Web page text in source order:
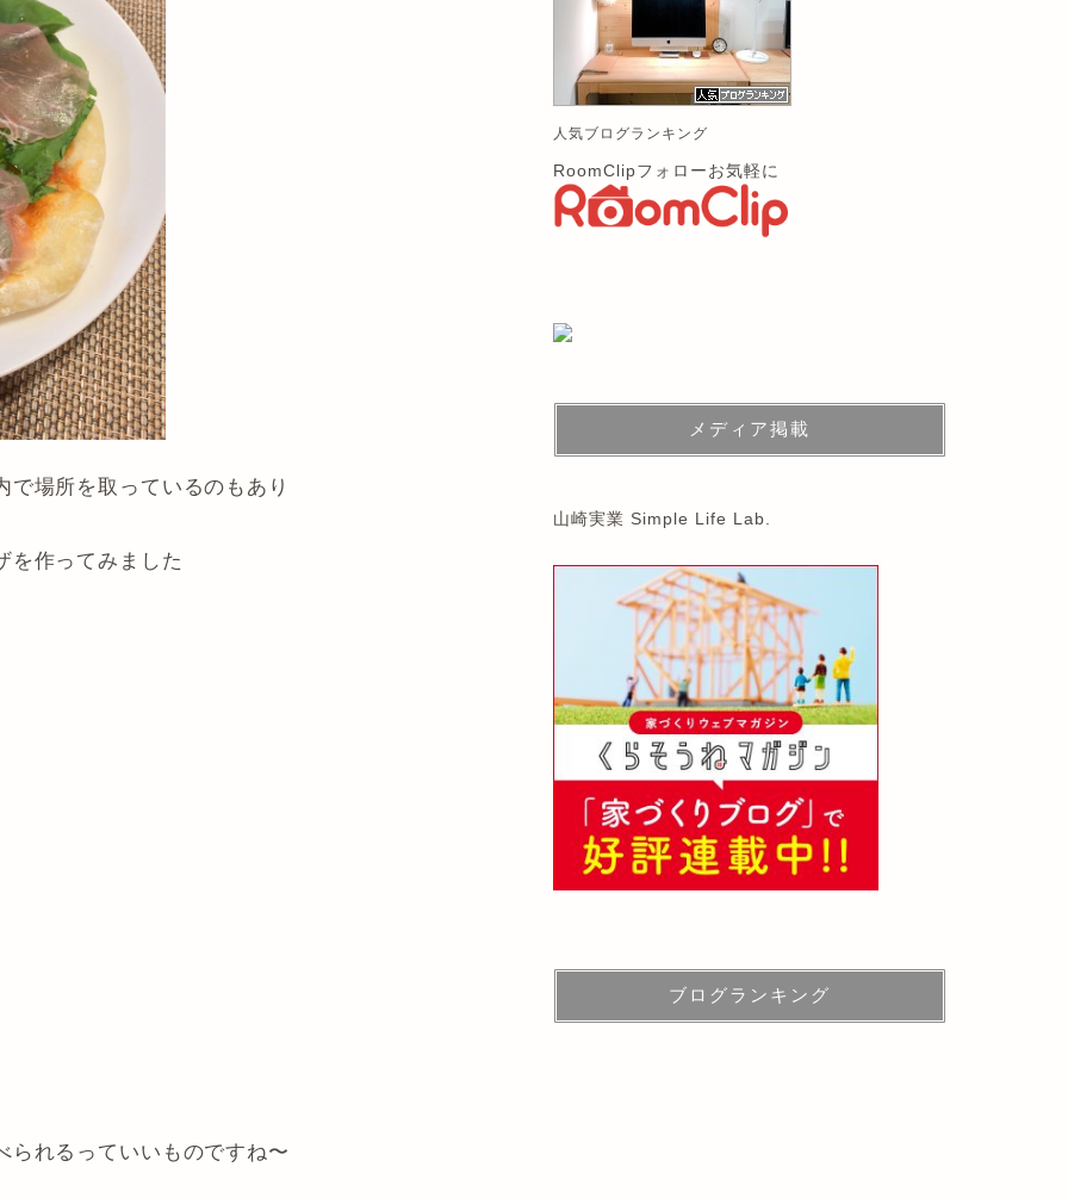
場所を取っているのもあり
を作ってみました
られるっていいものですね〜
人気ブログランキング
RoomClipフォローお気軽に
メディア掲載
山崎実業 Simple Life Lab.
ブログランキング